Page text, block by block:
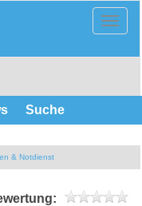
Suche
& Notdienst